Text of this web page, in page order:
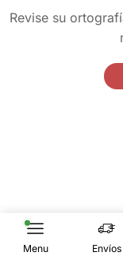
Revise su
Menu Envíos